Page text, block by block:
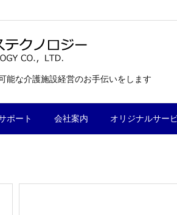
能な介護施設経営のお手伝いをします
ポート 会社案内 オリジナルサー